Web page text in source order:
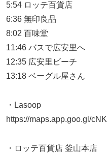
5:54 ロッテ百貨店
6:36 無印良品
8:02 百味堂
11:46 バスで広安里へ
12:35 広安里ビーチ
13:18 ベーグル屋さん
・Lasoop
https://maps.app.goo.gl/
・ロッテ百貨店 釜山本店